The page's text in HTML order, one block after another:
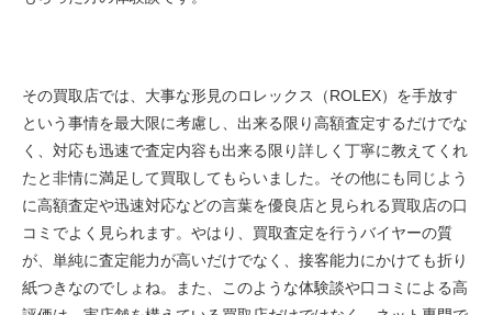
その買取店では、大事な形見のロレックス（ROLEX）を手放す
という事情を最大限に考慮し、出来る限り高額査定するだけでな
く、対応も迅速で査定内容も出来る限り詳しく丁寧に教えてくれ
たと非情に満足して買取してもらいました。その他にも同じよう
に高額査定や迅速対応などの言葉を優良店と見られる買取店の口
コミでよく見られます。やはり、買取査定を行うバイヤーの質
が、単純に査定能力が高いだけでなく、接客能力にかけても折り
紙つきなのでしょね。また、このような体験談や口コミによる高